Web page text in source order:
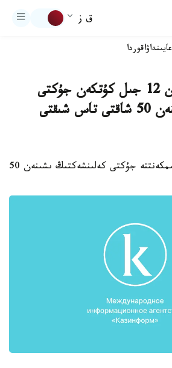
ق ز
اقوردا
شىمكەنتتە ءسابيىن 12 جىل كۇتكەن جۇكتى
شىقتى
استانا قازاقپارات - شىمكەنتتە جۇكتى كەلىنشەكتىڭ ىشىنەن 50